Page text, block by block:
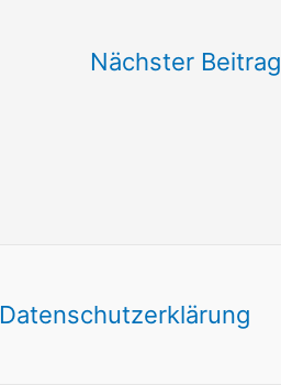
Nächster Beitrag
Datenschutzerklärung